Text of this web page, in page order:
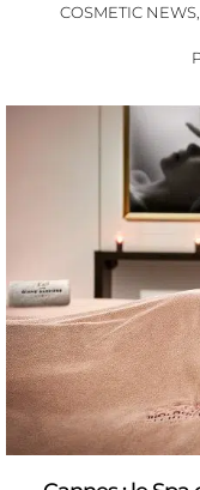
COSMETIC NEWS